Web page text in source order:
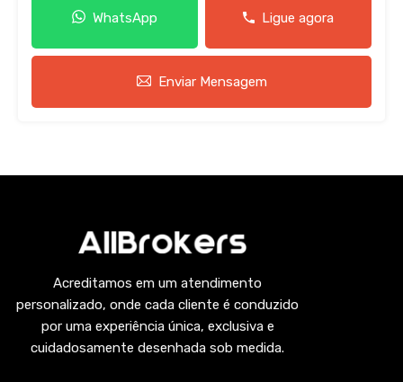
WhatsApp Ligue agora
Enviar Mensagem
Acreditamos em um atendimento
personalizado, onde cada cliente é conduzido
por uma experiência única, exclusiva e
cuidadosamente desenhada sob medida.